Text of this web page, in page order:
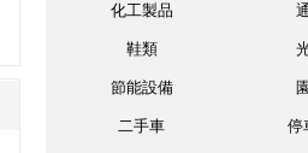
化工製品
鞋類
節能設備
二手車 停